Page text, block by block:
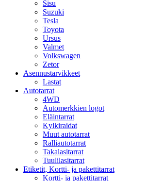
Sisu
Suzuki
Tesla
Toyota
Ursus
Valmet
Volkswagen
Zetor
Asennustarvikkeet
Lastat
Autotarrat
4WD
Automerkkien logot
Eläintarrat
Kylkiraidat
Muut autotarrat
Ralliautotarrat
Takalasitarrat
Tuulilasitarrat
Etiketit, Kortti- ja pakettitarrat
Kortti- ja pakettitarrat